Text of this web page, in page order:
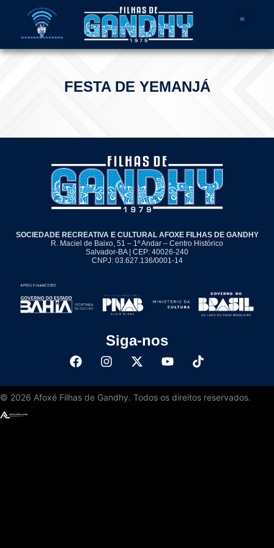
FESTA DE YEMANJÁ
SOCIEDADE RECREATIVA E CULTURAL AFOXE FILHAS DE GANDHY
R. Maciel de Baixo, 51 – 1º Andar – Centro Histórico
Salvador-BA | CEP: 40026-240
CNPJ: 03.627.136/0001-14
Siga-nos
© 2026 Afoxé Filhas de Gandhy. Todos os direitos reservados.